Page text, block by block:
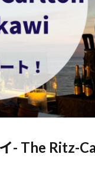
- The Ritz-